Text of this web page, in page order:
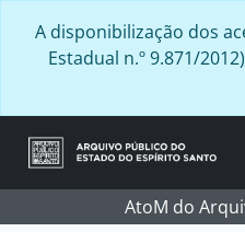
A disponibilização dos
Estadual n.º 9.871/
AtoM do